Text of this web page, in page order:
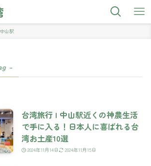
中山駅
–
台湾旅行 | 中山駅近くの神農生活
で手に入る！日本人に喜ばれる台
湾お土産10選
2024年11月14日 2024年11月15日